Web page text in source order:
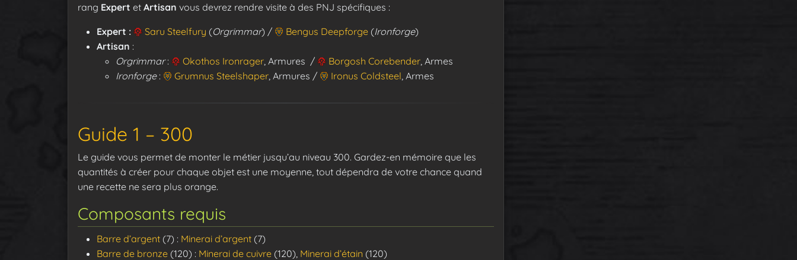
rang Expert et Artisan vous devrez rendre visite à des PNJ spécifiques :
Expert : Saru Steelfury (Orgrimmar) / Bengus Deepforge (Ironforge)
Artisan :
Orgrimmar: Okothos Ironrager , Armures / Borgosh Corebender , Armes
Ironforge: Grumnus Steelshaper , Armures / Ironus Coldsteel , Armes
Guide 1 – 300
Le guide vous permet de monter le métier jusqu’au niveau 300. Gardez-en mémoire que les
quantités à créer pour chaque objet est une moyenne, tout dépendra de votre chance quand
une recette ne sera plus orange.
Composants requis
Barre d’argent (7) : Minerai d’argent (7)
Barre de bronze (120) : Minerai de cuivre (120), Minerai d’étain (120)